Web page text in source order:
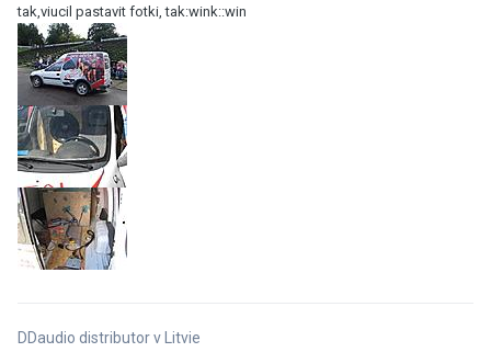
tak,viucil pastavit fotki, tak:wink::win
DDaudio distributor v Litvie